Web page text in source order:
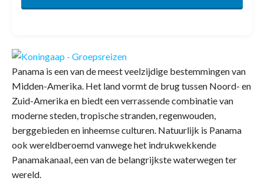
Panama is een van de meest veelzijdige bestemmingen van
Midden-Amerika. Het land vormt de brug tussen Noord- en
Zuid-Amerika en biedt een verrassende combinatie van
moderne steden, tropische stranden, regenwouden,
berggebieden en inheemse culturen. Natuurlijk is Panama
ook wereldberoemd vanwege het indrukwekkende
Panamakanaal, een van de belangrijkste waterwegen ter
wereld.